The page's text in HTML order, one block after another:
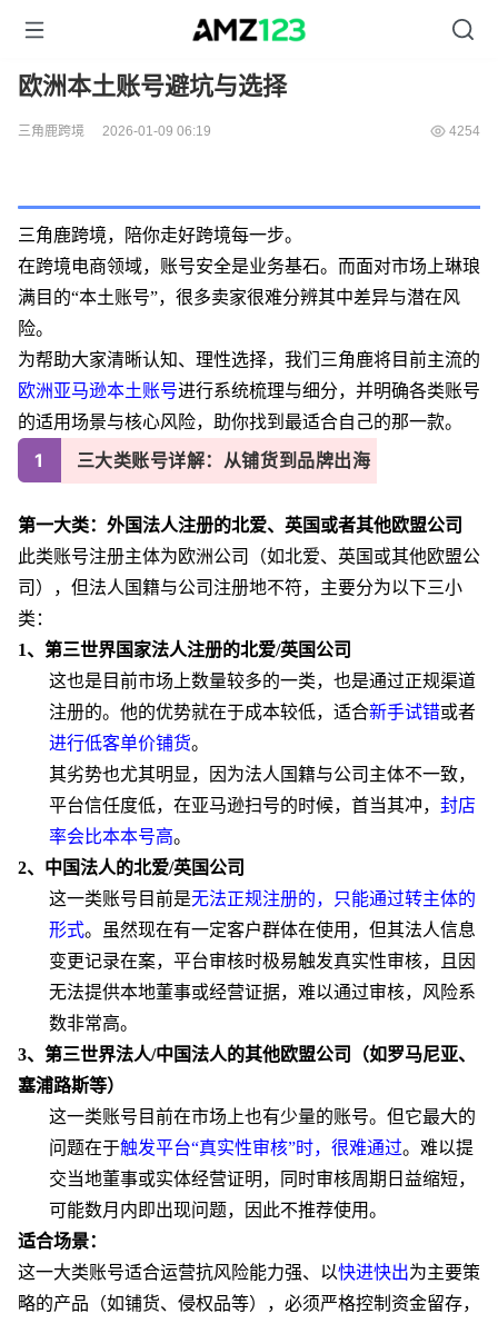
欧洲本土账号避坑与选择
三角鹿跨境 2026-01-09 06:19 4254
三角鹿跨境，陪你走好跨境每一步。
在跨境电商领域，账号安全是业务基石。 而面对市场上琳琅
满目的“本土账号”， 很多卖家很难分辨其中差异与潜在风
险。
为帮助大家清晰认知、理性选择，我们 三角鹿将目前主流的
欧洲亚马逊本土账号进行系统梳理与细分，并明确各类账号
的适用场景与核心风险，助你找到最适合自己的那一款。
1 三大类账号详解：从铺货到品牌出海
第一大类：外国法人注册的北爱、英国或者其他欧盟公司
此类账号注册主体为欧洲公司（如北爱、英国或其他欧盟公
司），但法人国籍与公司注册地不符，主要分为以下三小
类：
1、 第三世界国家法人注册的北爱/英国公司
这也是目前市场上数量较多的一类，也是通过正规渠道
注册的。他的优势就在于成本较低，适合新手试错或者
进行低客单价铺货。
其劣势也尤其明显，因为法人国籍与公司主体不一致，
平台信任度低，在亚马逊扫号的时候，首当其冲， 封店
率会比本本号高。
2、 中国法人的北爱/英国公司
这一类账号目前是无法正规注册的，只能通过转主体的
形式。虽然现在有一定客户群体在使用，但其法人信息
变更记录在案， 平台审核时极易触发真实性审核，且因
无法提供本地董事或经营证据，难以通过审核，风险系
数非常高。
3、 第三世界法人/中国法人的其他欧盟公司（如罗马尼亚、
塞浦路斯等）
这一类账号目前在市场上也有少量的账号。但它最大的
问题在于触发平台“真实性审核”时，很难通过。 难以提
交当地董事或实体经营证明，
同时审核周期日益缩短，
可能数月内即出现问题，因此不推荐使用。
适合场景：
这一大类账号适合运营抗风险能力强、以快进快出为主要策
略的产品（如铺货、侵权品等），必须严格控制资金留存，